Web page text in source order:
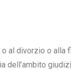
al divorzio o alla